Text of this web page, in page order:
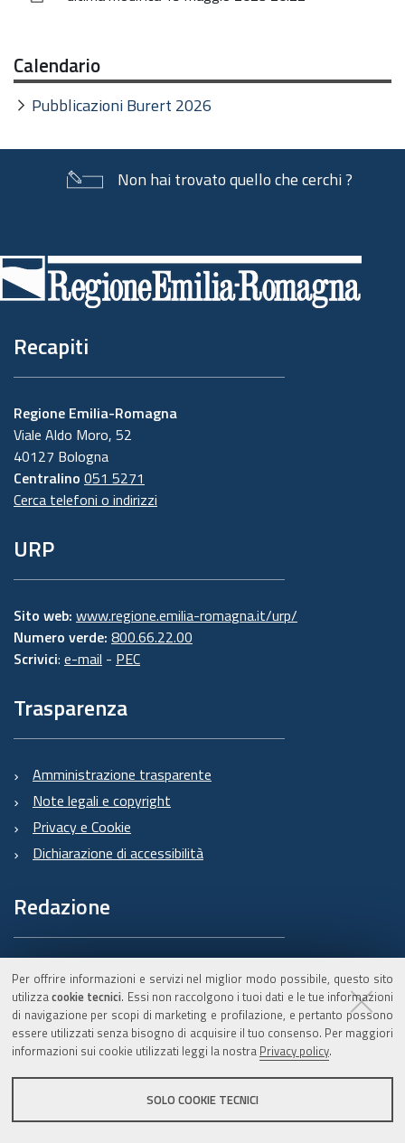
Per offrire informazioni e servizi nel miglior modo possibile, questo sito
utilizzacookie tecnici. Essi non raccolgono i tuoi dati e le tue informazioni
di navigazione per scopi di marketing e profilazione, e pertanto possono
essere utilizzati senza bisogno di acquisire il tuo consenso. Per maggiori
informazioni sui cookie utilizzati leggi la nostra Privacy policy.
SOLO COOKIE TECNICI
Calendario
Pubblicazioni Burert 2026
Non hai trovato quello che cerchi ?
di
pagina
Recapiti
Regione Emilia-Romagna
Viale Aldo Moro, 52
40127 Bologna
Centralino 051 5271
Cerca telefoni o indirizzi
URP
Sito web: www.regione.emilia-romagna.it/urp/
Numero verde: 800.66.22.00
Scrivici: e-mail - PEC
Trasparenza
Amministrazione trasparente
Note legali e copyright
Privacy e Cookie
Dichiarazione di accessibilità
Redazione
Informazioni sul Burert
e contatti
C.F. 800.625.903.79